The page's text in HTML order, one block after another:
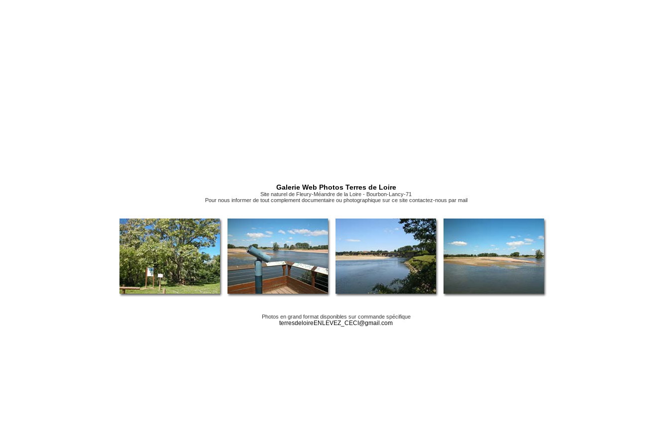
Galerie Web Photos Terres de Loire
Site naturel de Fleury-Méandre de la Loire - Bourbon-Lancy-71
Pour nous informer de tout complement documentaire ou photographique sur ce site contactez-nous par mail
Photos en grand format disponibles sur commande spécifique
terresdeloireENLEVEZ_CECI@gmail.com